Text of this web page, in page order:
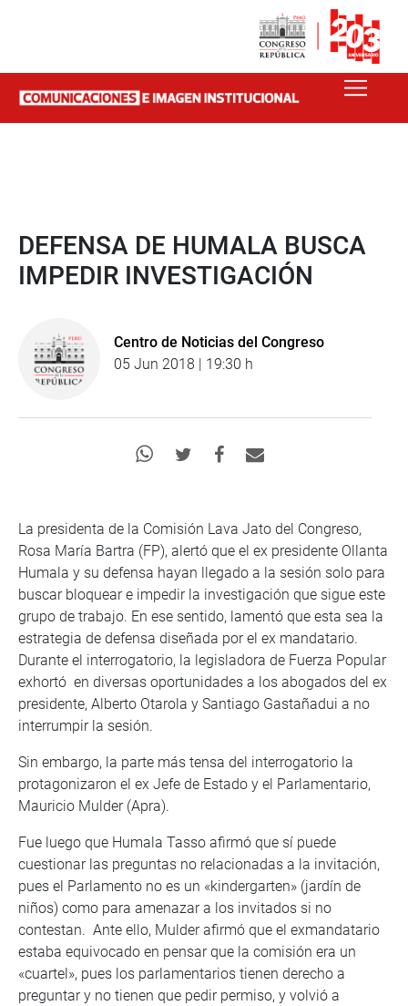
DEFENSA DE HUMALA BUSCA
IMPEDIR INVESTIGACIÓN
Centro de Noticias del Congreso
05 Jun 2018 | 19:30 h
La presidenta de la Comisión Lava Jato del Congreso,
Rosa María Bartra (FP), alertó que el ex presidente Ollanta
Humala y su defensa hayan llegado a la sesión solo para
buscar bloquear e impedir la investigación que sigue este
grupo de trabajo. En ese sentido, lamentó que esta sea la
estrategia de defensa diseñada por el ex mandatario.
Durante el interrogatorio, la legisladora de Fuerza Popular
exhortó en diversas oportunidades a los abogados del ex
presidente, Alberto Otarola y Santiago Gastañadui a no
interrumpir la sesión.
Sin embargo, la parte más tensa del interrogatorio la
protagonizaron el ex Jefe de Estado y el Parlamentario,
Mauricio Mulder (Apra).
Fue luego que Humala Tasso afirmó que sí puede
cuestionar las preguntas no relacionadas a la invitación,
pues el Parlamento no es un «kindergarten» (jardín de
niños) como para amenazar a los invitados si no
contestan. Ante ello, Mulder afirmó que el exmandatario
estaba equivocado en pensar que la comisión era un
«cuartel», pues los parlamentarios tienen derecho a
preguntar y no tienen que pedir permiso, y volvió a